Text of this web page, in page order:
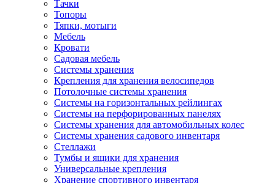
Тачки
Топоры
Тяпки, мотыги
Мебель
Кровати
Садовая мебель
Системы хранения
Крепления для хранения велосипедов
Потолочные системы хранения
Системы на горизонтальных рейлингах
Системы на перфорированных панелях
Системы хранения для автомобильных колес
Системы хранения садового инвентаря
Стеллажи
Тумбы и ящики для хранения
Универсальные крепления
Хранение спортивного инвентаря